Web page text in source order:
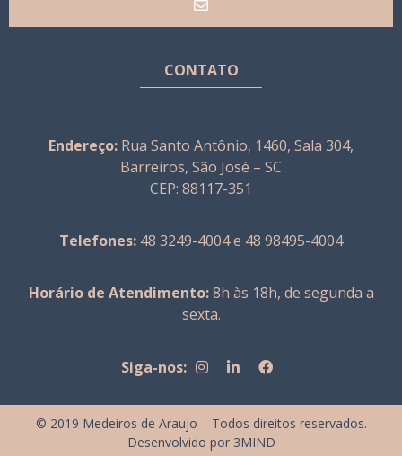
CONTATO
Endereço: Rua Santo Antônio, 1460, Sala 304,
Barreiros, São José – SC
CEP: 88117-351
Telefones: 48 3249-4004 e 48 98495-4004
Horário de Atendimento:8h às 18h, de segunda a
sexta.
Siga-nos:
© 2019 Medeiros de Araujo – Todos direitos reservados.
Desenvolvido por 3MIND